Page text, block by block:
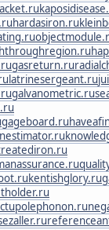
hardasiron.ru
gasreturn.ru
latrinesergeant.ru
galvanometric.ru
gageboard.ru
kentishglory.ru